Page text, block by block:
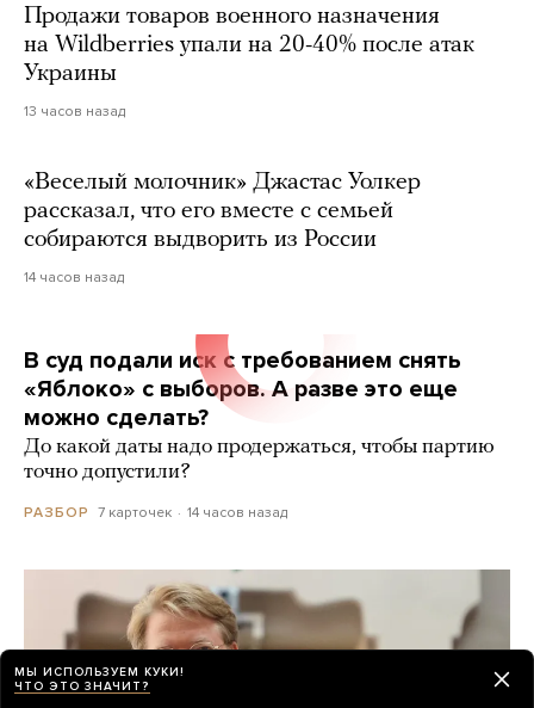
Продажи товаров военного назначения
на Wildberries упали на 20-40% после атак
Украины
13 часов назад
«Веселый молочник» Джастас Уолкер
рассказал, что его вместе с семьей
собираются выдворить из России
14 часов назад
В суд подали иск с требованием снять
«Яблоко» с выборов. А разве это еще
можно сделать?
До какой даты надо продержаться, чтобы партию
точно допустили?
РАЗБОР 7 карточек 14 часов назад
МЫ ИСПОЛЬЗУЕМ КУКИ!
ЧТО ЭТО ЗНАЧИТ?